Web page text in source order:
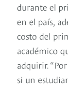
durante el
en el país,
costo del
académico
adquirir.
si un